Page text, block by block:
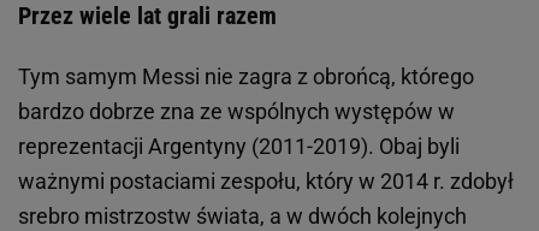
Przez wiele lat grali razem
Tym samym Messi nie zagra z obrońcą, którego
bardzo dobrze zna ze wspólnych występów w
reprezentacji Argentyny (2011-2019). Obaj byli
ważnymi postaciami zespołu, który w 2014 r. zdobył
srebro mistrzostw świata, a w dwóch kolejnych